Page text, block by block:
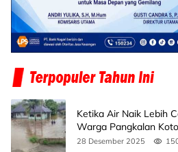
Ketika Air Naik Lebih
Warga Pangkalan
Banjir
28 Desember 2025